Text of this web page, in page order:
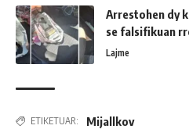
Arrestohen dy
se falsifikuan
Lajme
ETIKETUAR: Mijallkov